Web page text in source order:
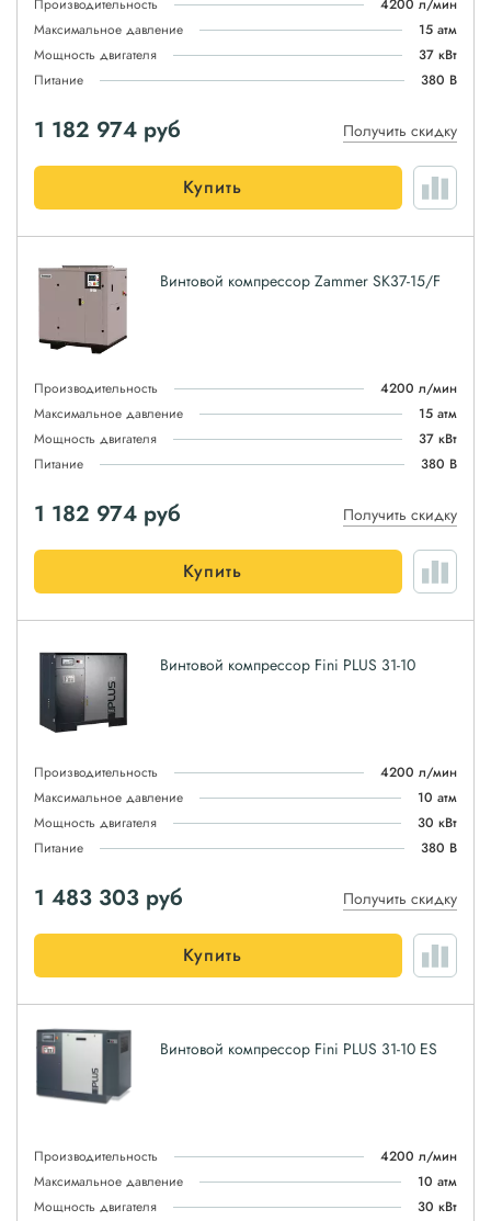
Производительность
4200 л/мин
Максимальное давление
15 атм
Мощность двигателя
37 кВт
Питание
380 В
1 182 974 руб Получить скидку
Купить
Винтовой компрессор Zammer SK37-15/F
Производительность
4200 л/мин
Максимальное давление
15 атм
Мощность двигателя
37 кВт
Питание
380 В
1 182 974 руб Получить скидку
Купить
Винтовой компрессор Fini PLUS 31-10
Производительность
4200 л/мин
Максимальное давление
10 атм
Мощность двигателя
30 кВт
Питание
380 В
1 483 303 руб Получить скидку
Купить
Винтовой компрессор Fini PLUS 31-10 ES
Производительность
4200 л/мин
Максимальное давление
10 атм
Мощность двигателя
30 кВт